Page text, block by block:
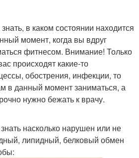
в каком состоянии находится
момент, когда вы вдруг
фитнесом. Внимание! Только
происходят какие-то
обострения, инфекции, то
в данный момент заниматься, а
нужно бежать к врачу.
насколько нарушен или не
липидный, белковый обмен